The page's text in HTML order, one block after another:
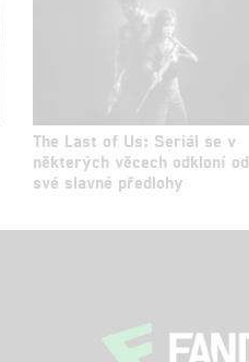
The Last of Us: Seriál se v
některých věcech odkloní od
své slavné předlohy